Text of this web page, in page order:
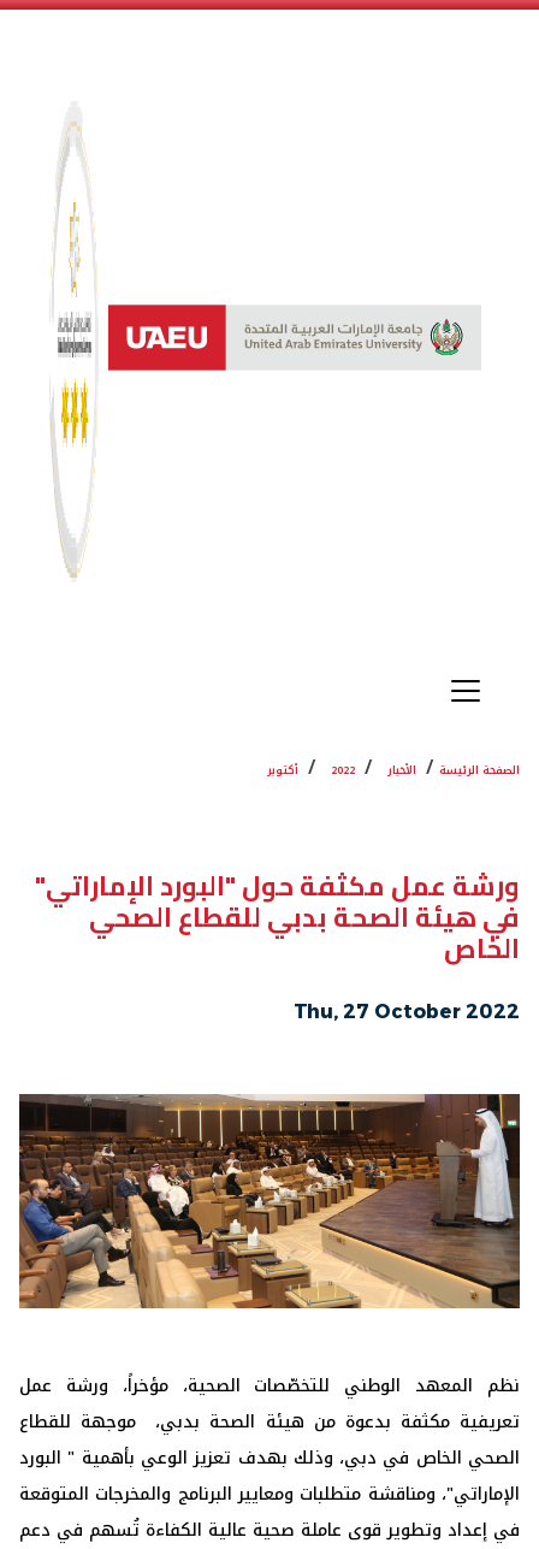
نظام
الصفحة الرئيسة الأخبار 2022 أكتوبر
ورشة عمل مكثفة حول "البورد الإماراتي"
في هيئة الصحة بدبي للقطاع الصحي
الخاص
Thu, 27 October 2022
نظم المعهد الوطني للتخصّصات الصحية، مؤخراً، ورشة عمل
تعريفية مكثفة بدعوة من هيئة الصحة بدبي، موجهة للقطاع
الصحي الخاص في دبي، وذلك بهدف تعزيز الوعي بأهمية " البورد
الإماراتي"، ومناقشة متطلبات ومعايير البرنامج والمخرجات المتوقعة
في إعداد وتطوير قوى عاملة صحية عالية الكفاءة تُسهم في دعم